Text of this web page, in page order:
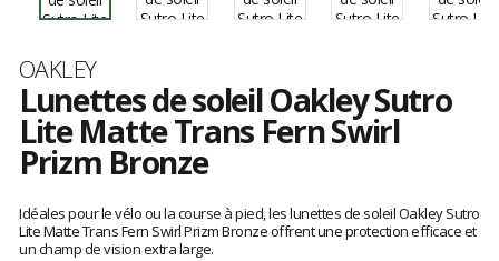
Marque
OAKLEY
Lunettes de soleil Oakley Sutro
Lite Matte Trans Fern Swirl
Prizm Bronze
avis
clients
Idéales pour le vélo ou la course à pied, les lunettes de soleil Oakley Sutro
Lite Matte Trans Fern Swirl Prizm Bronze offrent une protection efficace et
un champ de vision extra large.